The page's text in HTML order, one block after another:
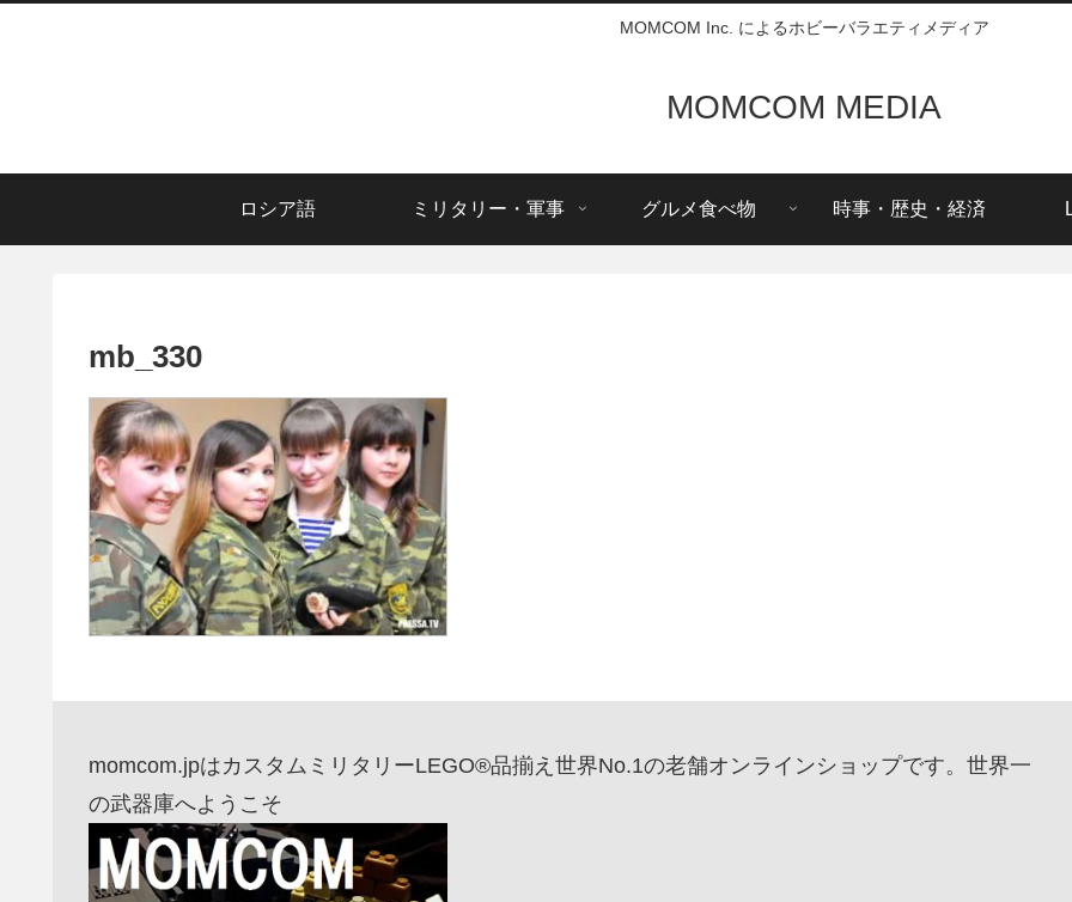
MOMCOM Inc. によるホビーバラエティメディア
MOMCOM MEDIA
ロシア語 ミリタリー・軍事 グルメ食べ物 時事・歴史・経済
mb_330
momcom.jpはカスタムミリタリーLEGO®品揃え世界No.1の老舗オンラインショップです。世界一
の武器庫へようこそ